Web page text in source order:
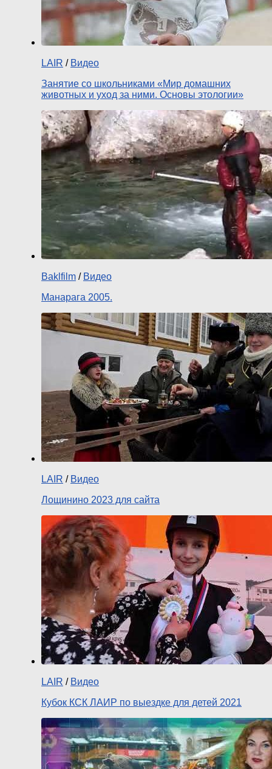
LAIR / Видео
Занятие со школьниками «Мир домашних
животных и уход за ними. Основы этологии»
Baklfilm / Видео
Манарага 2005.
LAIR / Видео
Лощинино 2023 для сайта
LAIR / Видео
Кубок КСК ЛАИР по выездке для детей 2021